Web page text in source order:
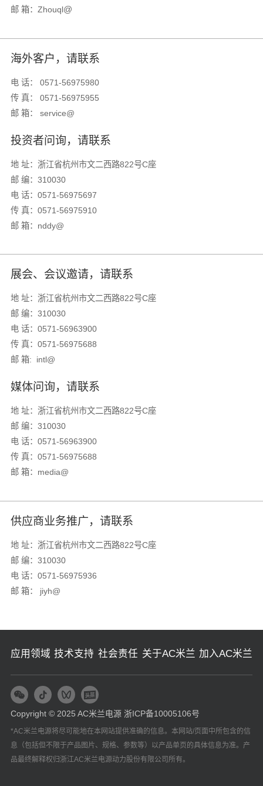
邮 箱： Zhouql@
海外客户，请联系
电 话： 0571-56975980
传 真： 0571-56975955
邮 箱： service@
投资者问询，请联系
地 址：浙江省杭州市文二西路822号C座
邮 编：310030
电 话：0571-56975697
传 真：0571-56975910
邮 箱：nddy@
展会、会议邀请，请联系
地 址：浙江省杭州市文二西路822号C座
邮 编：310030
电 话：0571-56963900
传 真：0571-56975688
邮 箱: intl@
媒体问询，请联系
地 址：浙江省杭州市文二西路822号C座
邮 编：310030
电 话： 0571-56963900
传 真：0571-56975688
邮 箱：media@
供应商业务推广，请联系
地 址：浙江省杭州市文二西路822号C座
邮 编：310030
电 话：0571-56975936
邮 箱： jiyh@
应用领域 技术支持 社会责任 关于AC米兰 加入AC米兰
Copyright © 2025 AC米兰电源 浙ICP备10005106号
*AC米兰电源将尽可能地在本网站提供准确的信息。本网站/页面中所包含的信
息（包括但不限于产品图片、规格、参数等）以产品单页的具体信息为准。产
品最终解释权归浙江AC米兰电源动力股份有限公司所有。